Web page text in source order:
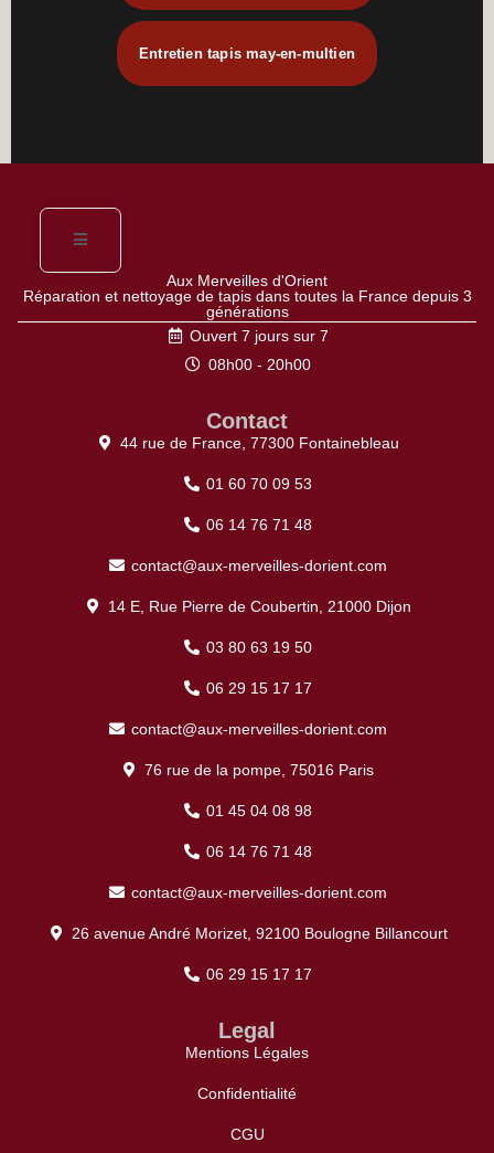
Entretien tapis may-en-multien
Aux Merveilles d'Orient
Réparation et nettoyage de tapis dans toutes la France depuis 3
générations
Ouvert 7 jours sur 7
08h00 - 20h00
Contact
44 rue de France, 77300 Fontainebleau
01 60 70 09 53
06 14 76 71 48
contact@aux-merveilles-dorient.com
14 E, Rue Pierre de Coubertin, 21000 Dijon
03 80 63 19 50
06 29 15 17 17
contact@aux-merveilles-dorient.com
76 rue de la pompe, 75016 Paris
01 45 04 08 98
06 14 76 71 48
contact@aux-merveilles-dorient.com
26 avenue André Morizet, 92100 Boulogne Billancourt
06 29 15 17 17
Legal
Mentions Légales
Confidentialité
CGU